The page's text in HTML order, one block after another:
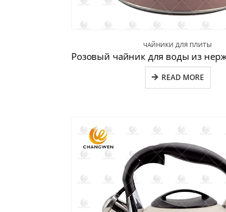
ЧАЙНИКИ ДЛЯ ПЛИТЫ
READ MORE